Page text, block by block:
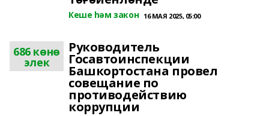
Кеше һәм закон 16 МАЯ 2025, 05:00
686 көнө
элек
Руководитель
Госавтоинспекции
Башкортостана провел
совещание по
противодействию
коррупции